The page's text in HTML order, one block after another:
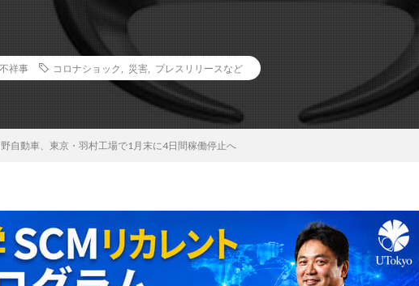
祥事 コロナショック 災害 プレスリリースなど
野自動車、東京・羽村工場で1月末に4日間稼働停止へ